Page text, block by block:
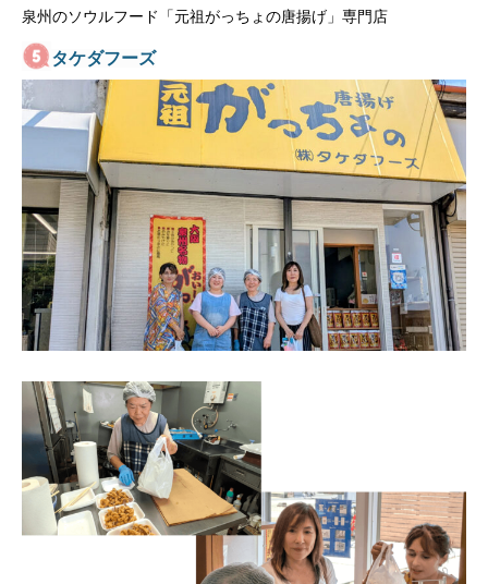
泉州のソウルフード「元祖がっちょの唐揚げ」専門店
タケダフーズ